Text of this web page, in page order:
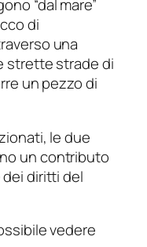
“dal mare”
di
una
strette strade di
un pezzo di
le due
un contributo
diritti del
vedere